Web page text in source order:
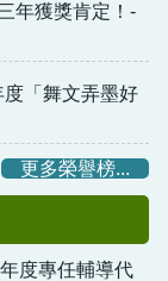
年獲獎肯定！-
「舞文弄墨好
更多榮譽榜...
度專任輔導代